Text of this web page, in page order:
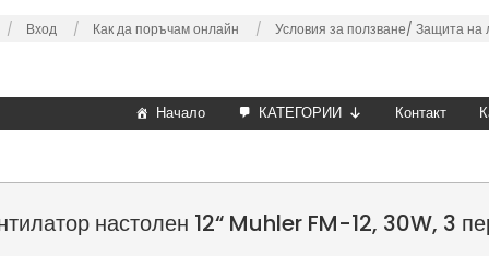
Вход Как да поръчам онлайн Условия за ползване/ Защита на
Начало КАТЕГОРИИ Контакт
настолен 12“ Muhler FM-12, 30W, 3